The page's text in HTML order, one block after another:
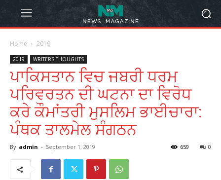
Home 2019
2019 WRITERS THOUGHTS
ਪਾਕਿਸਤਾਨ ਵਿਚ ਜਬਰੀ ਧਰਮ
ਪਰਿਵਰਤਨ ਦੀ ਘਟਨਾ ਦਾ ਵਿਰੋਧ
ਕਰੇ ਕੌਮਾਂਤਰੀ ਮੁਸਲਿਮ ਭਾਈਚਾਰਾ:
ਪੰਥਕ ਤਾਲਮੇਲ ਸੰਗਠਨ
By admin - September 1, 2019 0
659